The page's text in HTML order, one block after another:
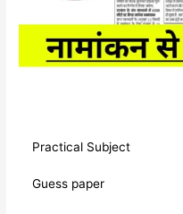
Practical Subject
Guess paper